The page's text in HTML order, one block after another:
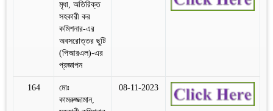
মৃধা, অতিরিক্ত
সহকারী কর
কমিশনার-এর
অবসরোত্তর ছুটি
(পিআরএল)-এর
প্রজ্ঞাপন
164
মোঃ
কামরুজ্জামান,
08-11-2023